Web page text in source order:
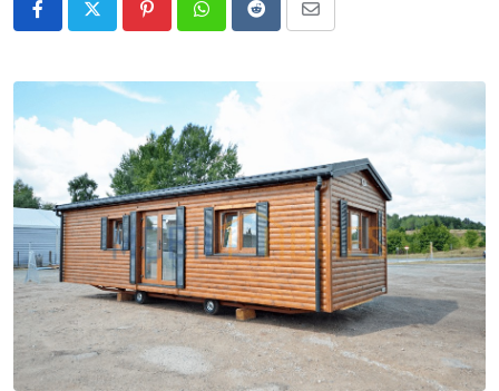
PinterestWhatsappRedditShare